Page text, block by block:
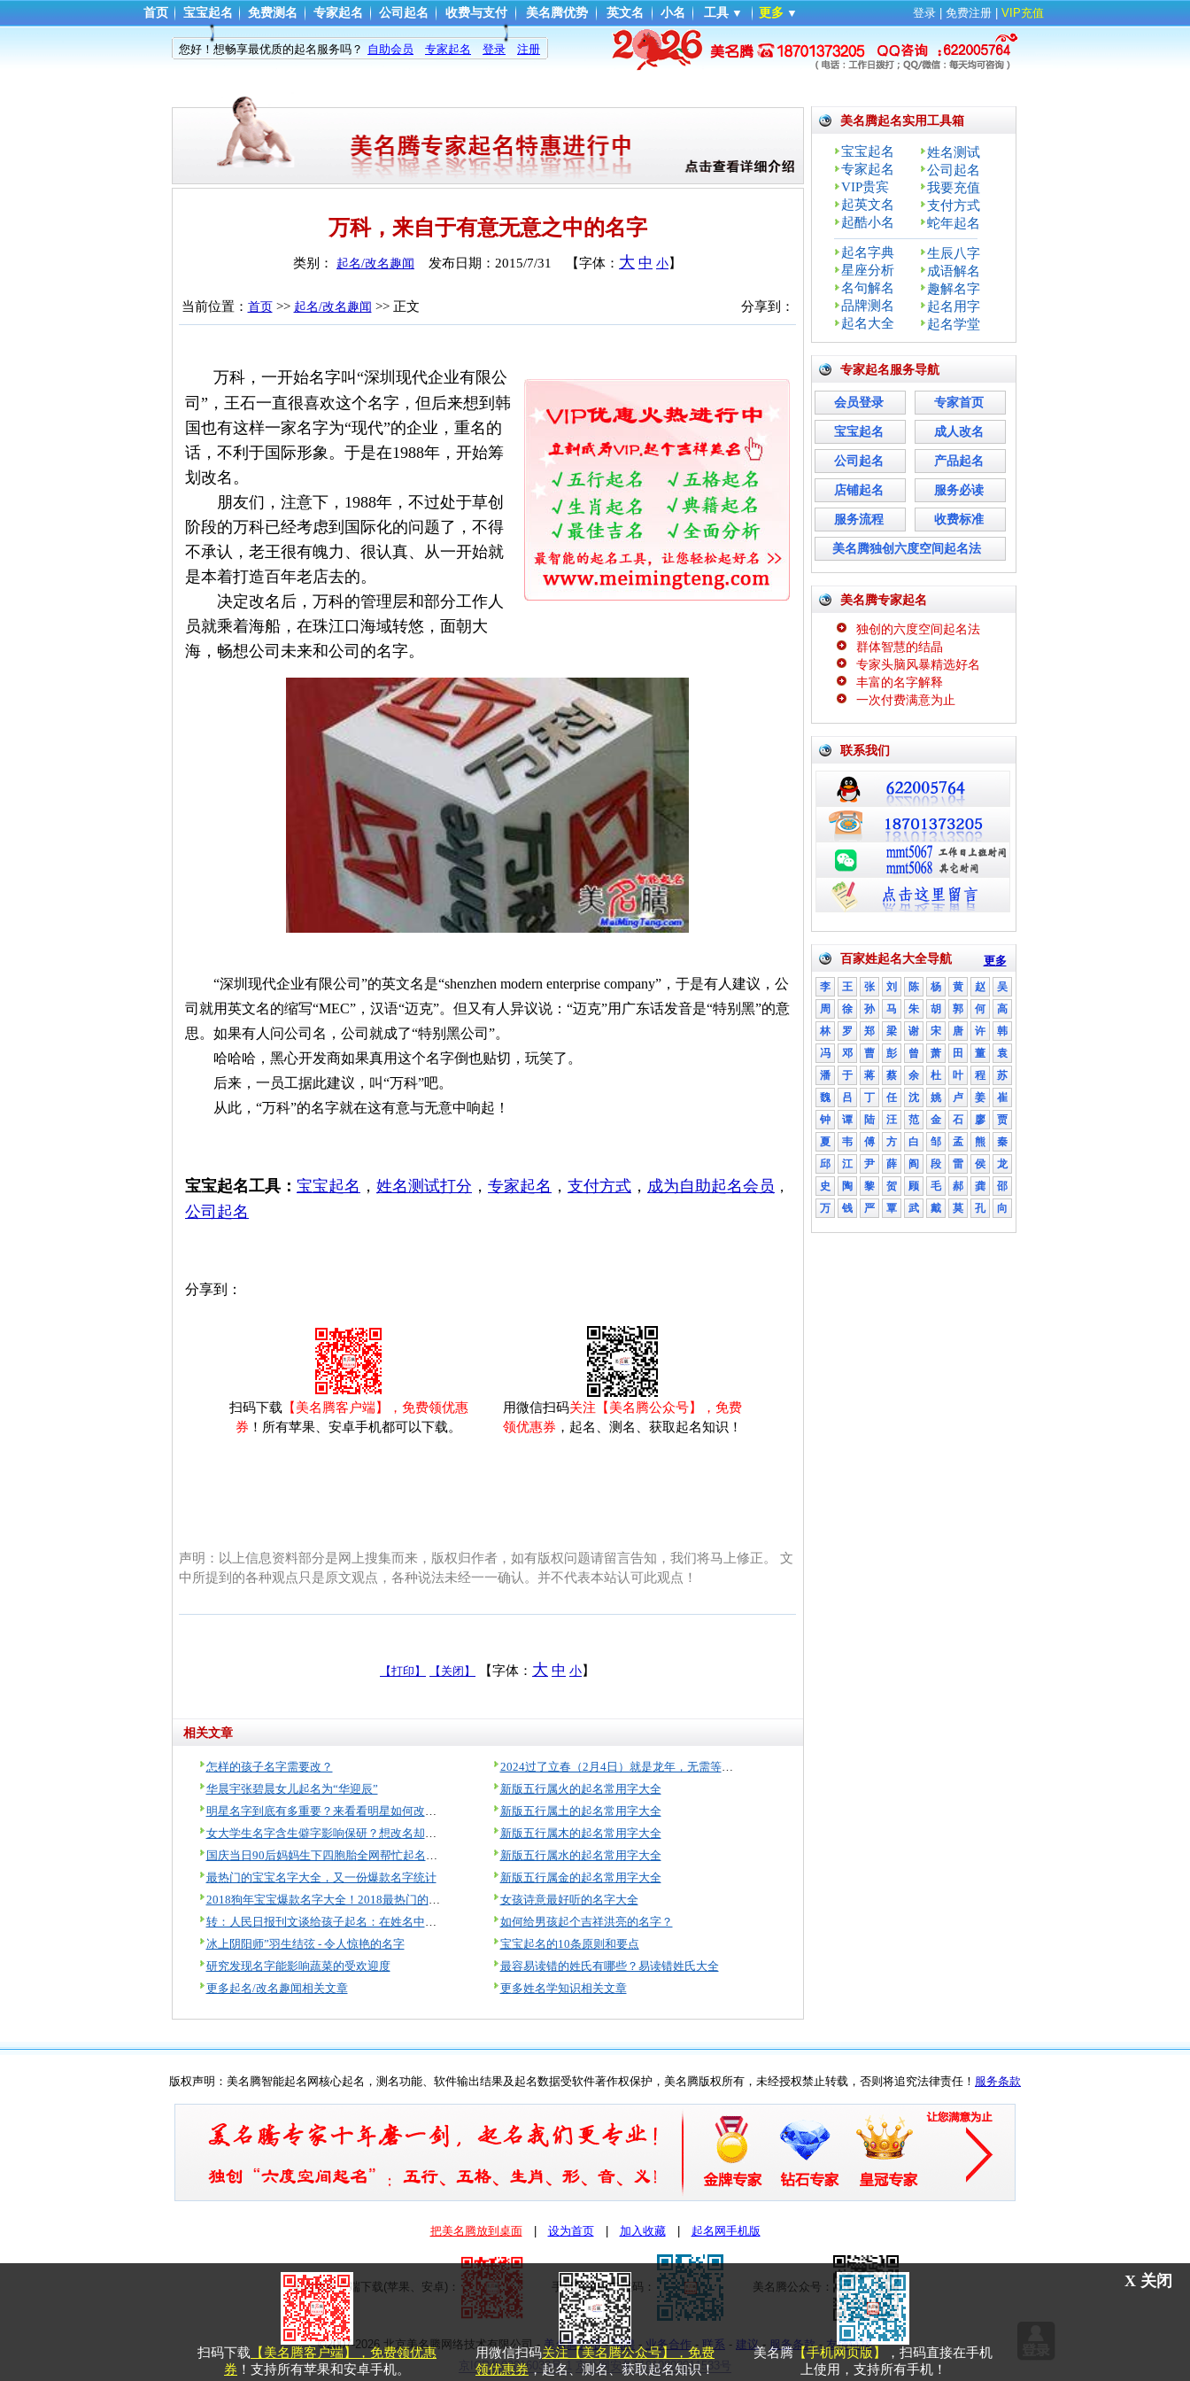
首页 宝宝起名 免费测名 专家起名 公司起名 收费与支付 美名腾优势 英文名 小名 工具 ▼ 更多 ▼ 登录 免费注册 VIP充值
您好！想畅享最优质的起名服务吗？ 自助会员 专家起名 登录 注册
万科，来自于有意无意之中的名字
类别： 起名/改名趣闻 发布日期： 2015/7/31 【字体： 大 中 小 】
分享到：
当前位置： 首页>> 起名/改名趣闻 >> 正文
万科，一开始名字叫“深圳现代企业有限公
司”，王石一直很喜欢这个名字，但后来想到韩
国也有这样一家名字为“现代”的企业，重名的
话，不利于国际形象。于是在1988年，开始筹
划改名。
朋友们，注意下，1988年，不过处于草创
阶段的万科已经考虑到国际化的问题了，不得
不承认，老王很有魄力、很认真、从一开始就
是本着打造百年老店去的。
决定改名后，万科的管理层和部分工作人
员就乘着海船，在珠江口海域转悠，面朝大
海，畅想公司未来和公司的名字。
“深圳现代企业有限公司”的英文名是“shenzhen modern enterprise company”，于是有人建议，公
司就用英文名的缩写“MEC”，汉语“迈克”。但又有人异议说：“迈克”用广东话发音是“特别黑”的意
思。如果有人问公司名，公司就成了“特别黑公司”。
哈哈哈，黑心开发商如果真用这个名字倒也贴切，玩笑了。
后来，一员工据此建议，叫“万科”吧。
从此，“万科”的名字就在这有意与无意中响起！
宝宝起名工具： 宝宝起名 ， 姓名测试打分 ， 专家起名 ， 支付方式 ， 成为自助起名会员 ，
公司起名
分享到：
扫码下载【美名腾客户端】，免费领优惠
券 ！所有苹果、安卓手机都可以下载。
用微信扫码关注【美名腾公众号】，免费
领优惠券 ，起名、测名、获取起名知识！
声明：以上信息资料部分是网上搜集而来，版权归作者，如有版权问题请留言告知，我们将马上修正。 文
中所提到的各种观点只是原文观点，各种说法未经一一确认。并不代表本站认可此观点！
【打印】 【关闭】 【字体： 大 中 小 】
相关文章
怎样的孩子名字需要改？
华晨宇张碧晨女儿起名为“华迎辰”
明星名字到底有多重要？来看看明星如何改名！
女大学生名字含生僻字影响保研？想改名却没那么容易！
国庆当日90后妈妈生下四胞胎全网帮忙起名，最终名字亮了！
最热门的宝宝名字大全，又一份爆款名字统计
2018狗年宝宝爆款名字大全！2018最热门的宝宝姓名
转：人民日报刊文谈给孩子起名：在姓名中辨认时代的脉动
冰上阴阳师”羽生结弦 - 令人惊艳的名字
研究发现名字能影响蔬菜的受欢迎度
更多起名/改名趣闻相关文章
2024过了立春（2月4日）就是龙年，无需等到过年！
新版五行属火的起名常用字大全
新版五行属土的起名常用字大全
新版五行属木的起名常用字大全
新版五行属水的起名常用字大全
新版五行属金的起名常用字大全
女孩诗意最好听的名字大全
如何给男孩起个吉祥洪亮的名字？
宝宝起名的10条原则和要点
最容易读错的姓氏有哪些？易读错姓氏大全
更多姓名学知识相关文章
美名腾起名实用工具箱
宝宝起名
姓名测试
专家起名
公司起名
VIP贵宾
我要充值
起英文名
支付方式
起酷小名
蛇年起名
起名字典
生辰八字
星座分析
成语解名
名句解名
趣解名字
品牌测名
起名用字
起名大全
起名学堂
专家起名服务导航
会员登录 专家首页
宝宝起名 成人改名
公司起名 产品起名
店铺起名 服务必读
服务流程 收费标准
美名腾独创六度空间起名法
美名腾专家起名
独创的六度空间起名法
群体智慧的结晶
专家头脑风暴精选好名
丰富的名字解释
一次付费满意为止
联系我们
更多
百家姓起名大全导航
李 王 张 刘 陈 杨 黄 赵
吴
周
徐 孙 马 朱 胡 郭 何
高
林
罗 郑 梁 谢 宋 唐 许
韩
冯
邓 曹 彭 曾 萧 田 董
袁
潘
于 蒋 蔡 余 杜 叶 程
苏
魏
吕 丁 任 沈 姚 卢 姜
崔
钟
谭 陆 汪 范 金 石 廖
贾
夏
韦 傅 方 白 邹 孟 熊
秦
邱
江 尹 薛 阎 段 雷 侯
龙
史
陶 黎 贺 顾 毛 郝 龚
邵
万
钱 严 覃 武 戴 莫 孔 向
版权声明：美名腾智能起名网核心起名，测名功能、软件输出结果及起名数据受软件著作权保护，美名腾版权所有，未经授权禁止转载，否则将追究法律责任！ 服务条款
把美名腾放到桌面| 设为首页| 加入收藏| 起名网手机版
美名腾客户端下载(苹果、安卓)： 手机网页版二维码： 美名腾公众号：
©2007-2026 北京美名腾网络技术有限公司- 美名腾介绍- 招聘 - 业务合作- 联系 - 建议- 服务条款- 友情链接
京ICP备09016033号-1
京公网安备11010802011533号
X 关闭
扫码下载 【美名腾客户端】，免费领优惠
券 ！支持所有苹果和安卓手机。
用微信扫码关注【美名腾公众号】，免费
领优惠券 ，起名、测名、获取起名知识！
美名腾【手机网页版】
，扫码直接在手机
上使用，支持所有手机！